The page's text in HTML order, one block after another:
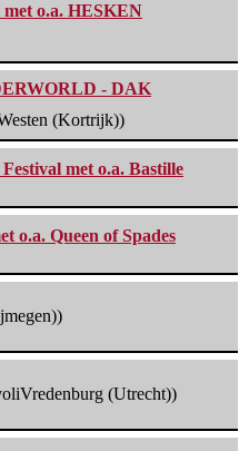
o.a. HESKEN
- DAK
(Kortrijk))
met o.a. Bastille
o.a. Queen of Spades
(Utrecht))